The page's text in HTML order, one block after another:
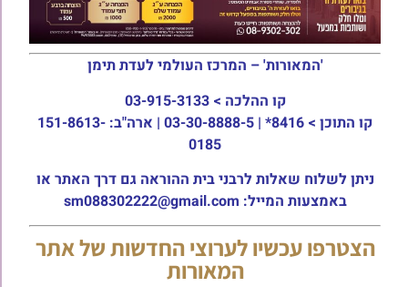
'המאורות' – המרכז העולמי לעדת תימן
קו ההלכה > 03-915-3133
קו התוכן >
8416* | 03-30-8888-5 | ארה"ב: 151-8613-
0185
ניתן לשלוח שאלות לרבני בית ההוראה גם דרך האתר או
באמצעות המייל: sm088302222@gmail.com
הצטרפו עכשיו לערוצי החדשות של אתר
המאורות